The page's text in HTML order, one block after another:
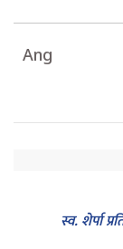
Ang
स्व. शेर्पा